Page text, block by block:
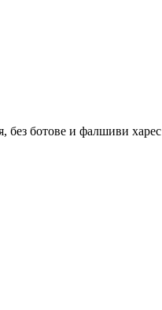
без ботове и фалшиви харес